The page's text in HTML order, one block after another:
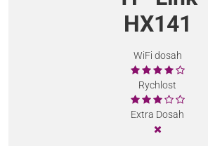
HX141
WiFi dosah
Rychlost
Extra Dosah